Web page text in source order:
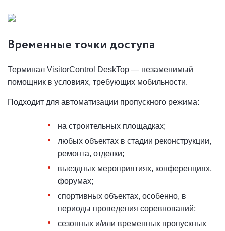
Временные точки доступа
Терминал VisitorControl DeskTop — незаменимый
помощник в условиях, требующих мобильности.
Подходит для автоматизации пропускного режима:
на строительных площадках;
любых объектах в стадии реконструкции,
ремонта, отделки;
выездных мероприятиях, конференциях,
форумах;
спортивных объектах, особенно, в
периоды проведения соревнований;
сезонных и/или временных пропускных